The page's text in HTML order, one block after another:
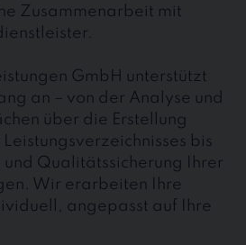
Zusammenarbeit mit
GmbH unterstützt
an – von der Analyse und
über die Erstellung
bis
und Qualitätssicherung Ihrer
Wir erarbeiten Ihre
angepasst auf Ihre